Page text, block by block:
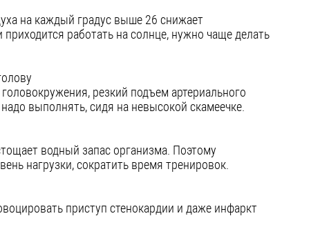
на каждый градус выше 26 снижает
работать на солнце, нужно чаще делать
резкий подъем артериального
выполнять, сидя на невысокой скамеечке.
водный запас организма. Поэтому
нагрузки, сократить время тренировок.
приступ стенокардии и даже инфаркт